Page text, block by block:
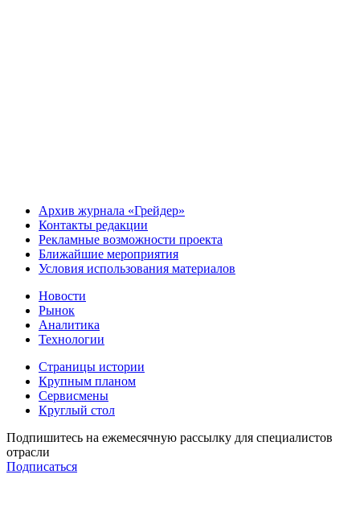
Архив журнала «Грейдер»
Контакты редакции
Рекламные возможности проекта
Ближайшие мероприятия
Условия использования материалов
Новости
Рынок
Аналитика
Технологии
Страницы истории
Крупным планом
Сервисмены
Круглый стол
Подпишитесь на ежемесячную рассылку для специалистов
отрасли
Подписаться